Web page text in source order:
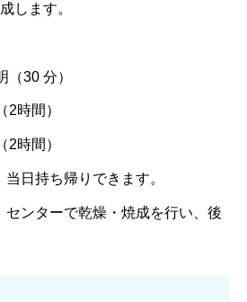
します。
30 分）
時間）
時間）
日持ち帰りできます。
ンターで乾燥・焼成を行い、後